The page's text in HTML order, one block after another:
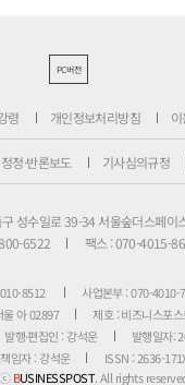
PC버전
령 개인정보처리방침
정정·반론보도 기사심의규정
성수일로 39-34 서울숲더스페이
6522
팩스 : 070-4015-
8512
사업본부 : 070-4010-
울 아 02897
제호 : 비즈니스포
발행·편집인 : 강석운
발행일자:
임자 : 강석운
ISSN : 2636-
ⓒBUSINESSPOST. All rights